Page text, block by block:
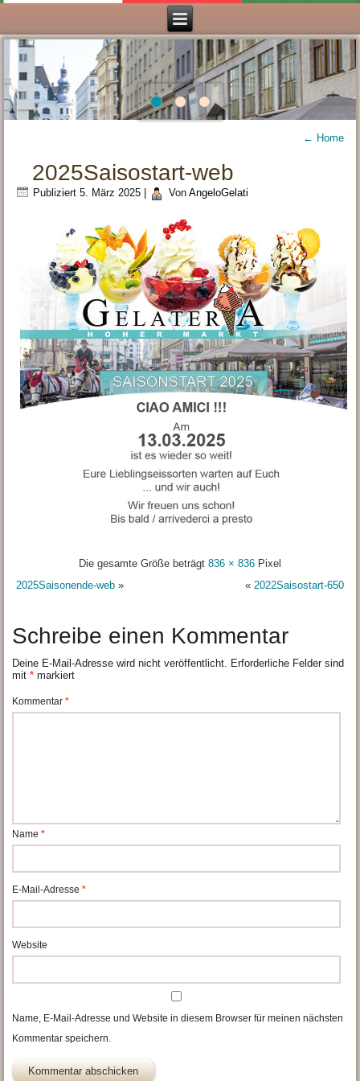
← Home
2025Saisostart-web
Publiziert 5. März 2025 Von AngeloGelati
Die gesamte Größe beträgt 836 × 836 Pixel
2025Saisonende-web » « 2022Saisostart-650
Schreibe einen Kommentar
Deine E-Mail-Adresse wird nicht veröffentlicht. Erforderliche Felder sind
mit* markiert
Kommentar*
Name*
E-Mail-Adresse*
Website
Name, E-Mail-Adresse und Website in diesem Browser für meinen nächsten
Kommentar speichern.